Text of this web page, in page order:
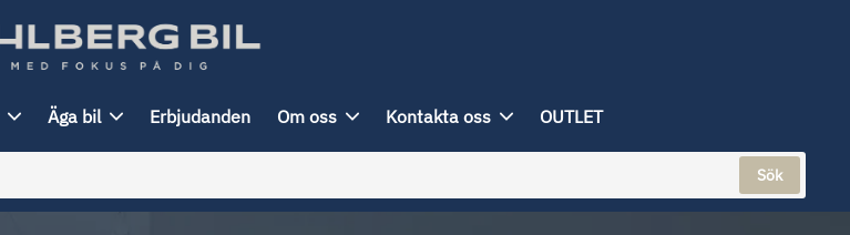
Äga bil Erbjudanden Om oss Kontakta oss OUTLET
Sök